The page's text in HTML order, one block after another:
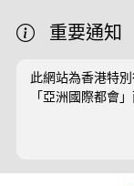
重要通知
此網站為香港特
「亞洲國際都會